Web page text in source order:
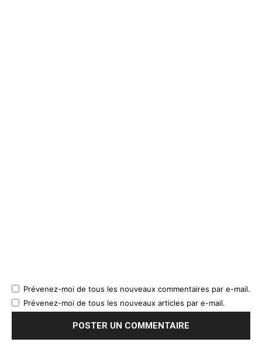
Prévenez-moi de tous les nouveaux commentaires par e-mail.
Prévenez-moi de tous les nouveaux articles par e-mail.